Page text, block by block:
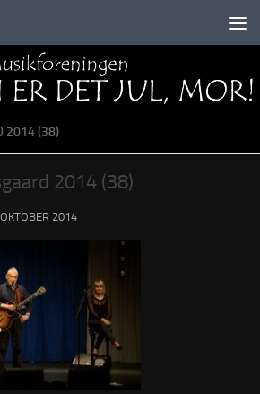
2014 (38)
2014 (38)
2014